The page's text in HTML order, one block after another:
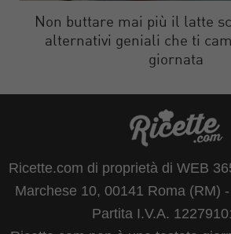
Non buttare mai più il latte
alternativi geniali che ti
giornata
Ricette.com di proprietà di WEB
Marchese 10, 00141 Roma (RM)
Partita I.V.A.